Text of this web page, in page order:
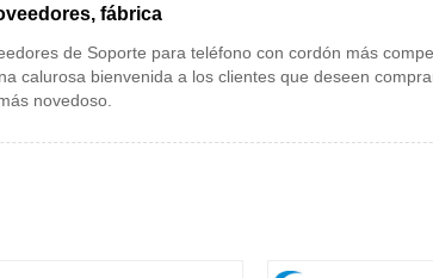
fábrica
de Soporte para teléfono con cordón más
calurosa bienvenida a los clientes que deseen
novedoso.